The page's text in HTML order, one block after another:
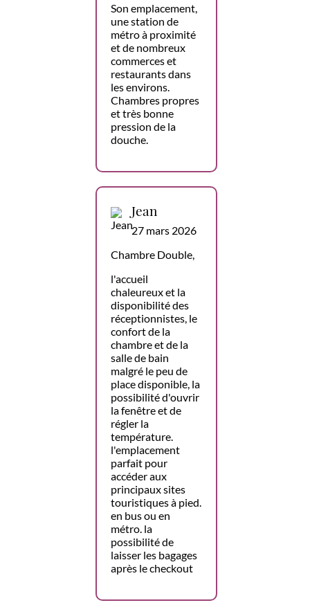
Son emplacement,
une station de
métro à proximité
et de nombreux
commerces et
restaurants dans
les environs.
Chambres propres
et très bonne
pression de la
douche.
Jean
27 mars 2026
Chambre Double,
l'accueil
chaleureux et la
disponibilité des
réceptionnistes, le
confort de la
chambre et de la
salle de bain
malgré le peu de
place disponible, la
possibilité d'ouvrir
la fenêtre et de
régler la
température.
l'emplacement
parfait pour
accéder aux
principaux sites
touristiques à pied.
en bus ou en
métro. la
possibilité de
laisser les bagages
après le checkout